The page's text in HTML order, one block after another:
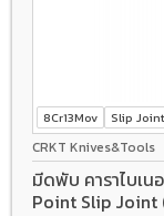
8Cr13Mov Slip Joint
CRKT Knives&Tools
มีดพับ คาราไบเน
Point Slip Joint